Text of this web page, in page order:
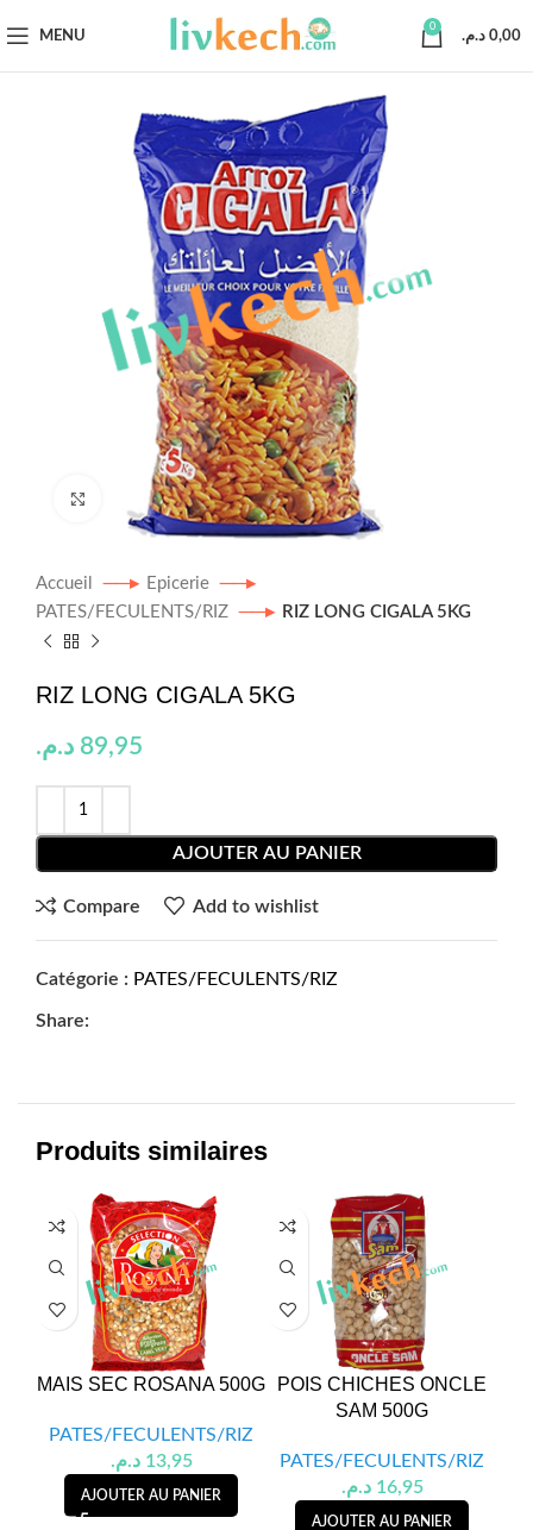
MENU
0
0,00 د.م.
Click to enlarge
Accueil
Epicerie
PATES/FECULENTS/RIZ
RIZ LONG CIGALA 5KG
RIZ LONG CIGALA 5KG
89,95 د.م.
AJOUTER AU PANIER
Compare Add to wishlist
Catégorie : PATES/FECULENTS/RIZ
Share:
Produits similaires
MAIS SEC ROSANA 500G
PATES/FECULENTS/RIZ
13,95 د.م.
AJOUTER AU PANIER
POIS CHICHES ONCLE
SAM 500G
PATES/FECULENTS/RIZ
16,95 د.م.
AJOUTER AU PANIER